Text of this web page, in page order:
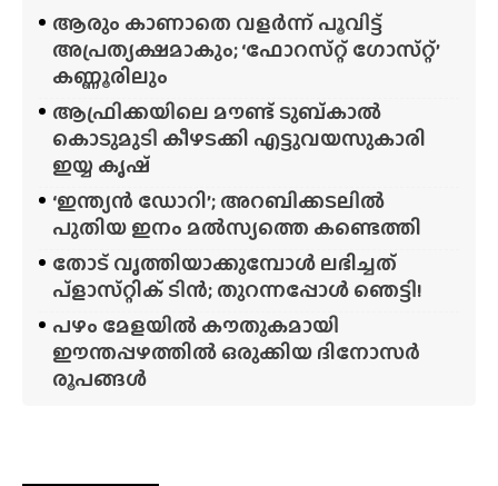
ആരും കാണാതെ വളർന്ന് പൂവിട്ട്
അപ്രത്യക്ഷമാകും; ‘ഫോറസ്‌റ്റ്‌ ഗോസ്‌റ്റ്’
കണ്ണൂരിലും
ആഫ്രിക്കയിലെ മൗണ്ട് ടുബ്‌കാൽ
കൊടുമുടി കീഴടക്കി എട്ടുവയസുകാരി
ഇയ്യ കൃഷ്
‘ഇന്ത്യൻ ഡോറി’; അറബിക്കടലിൽ
പുതിയ ഇനം മൽസ്യത്തെ കണ്ടെത്തി
തോട് വൃത്തിയാക്കുമ്പോൾ ലഭിച്ചത്
പ്‌ളാസ്‌റ്റിക് ടിൻ; തുറന്നപ്പോൾ ഞെട്ടി!
പഴം മേളയിൽ കൗതുകമായി
ഈന്തപ്പഴത്തിൽ ഒരുക്കിയ ദിനോസർ
രൂപങ്ങൾ